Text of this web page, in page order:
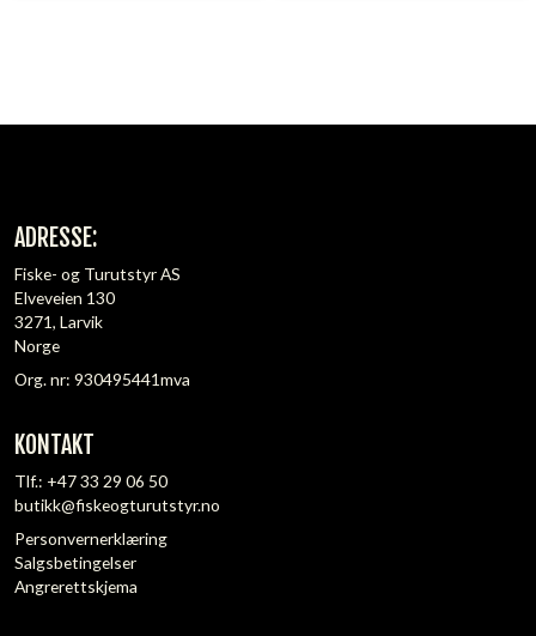
ADRESSE:
Fiske- og Turutstyr AS
Elveveien 130
3271, Larvik
Norge
Org. nr: 930495441mva
KONTAKT
Tlf.: +47 33 29 06 50
butikk@fiskeogturutstyr.no
Personvernerklæring
Salgsbetingelser
Angrerettskjema